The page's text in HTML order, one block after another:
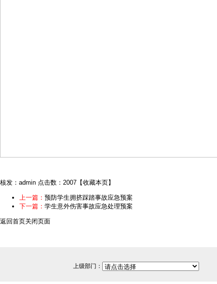
核发：admin 点击数：2007 【收藏本页】
上一篇： 预防学生拥挤踩踏事故应急预案
下一篇： 学生意外伤害事故应急处理预案
返回首页关闭页面
上级部门：